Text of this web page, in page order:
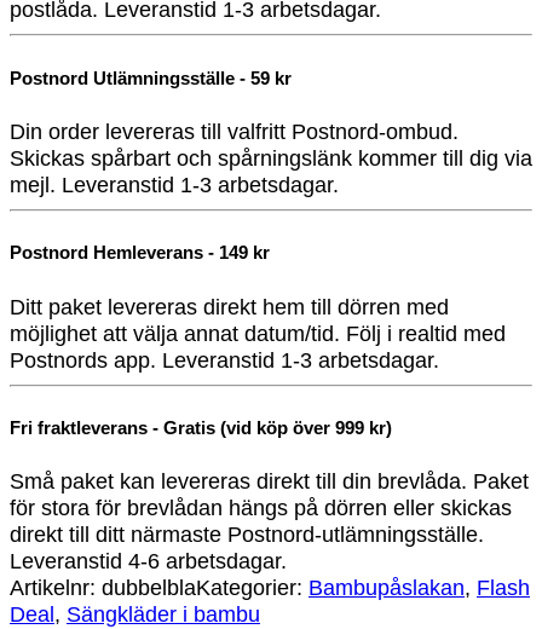
postlåda. Leveranstid 1-3 arbetsdagar.
Postnord Utlämningsställe - 59 kr
Din order levereras till valfritt Postnord-ombud.
Skickas spårbart och spårningslänk kommer till dig via
mejl. Leveranstid 1-3 arbetsdagar.
Postnord Hemleverans - 149 kr
Ditt paket levereras direkt hem till dörren med
möjlighet att välja annat datum/tid. Följ i realtid med
Postnords app. Leveranstid 1-3 arbetsdagar.
Fri fraktleverans - Gratis (vid köp över 999 kr)
Små paket kan levereras direkt till din brevlåda. Paket
för stora för brevlådan hängs på dörren eller skickas
direkt till ditt närmaste Postnord-utlämningsställe.
Leveranstid 4-6 arbetsdagar.
Artikelnr: dubbelblaKategorier: Bambupåslakan, Flash
Deal, Sängkläder i bambu